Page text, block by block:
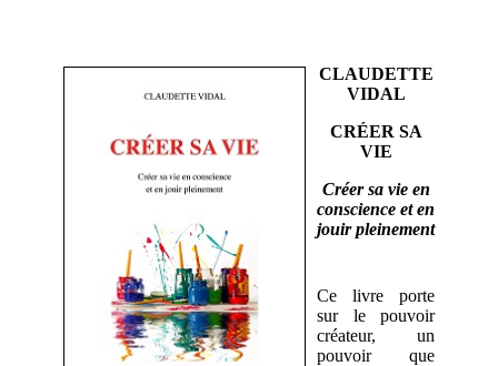
CLAUDETTE
VIDAL
CRÉER SA
VIE
Créer sa vie en
conscience et en
jouir pleinement
Ce livre porte
sur le pouvoir
créateur, un
pouvoir que